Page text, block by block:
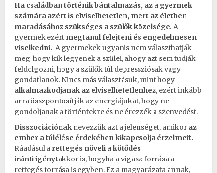
Ha családbantörténik bántalmazás, az a gyermek
számára azért is elviselhetetlen, mert az életben
maradásához szükséges a szülők közelsége. A
gyermek ezért megtanul felejteni és engedelmesen
viselkedni. A gyermekek ugyanis nem választhatják
meg, hogy kik legyenek a szülei, ahogy azt sem tudják
feldolgozni, hogy a szülők túl depressziósak vagy
gondatlanok. Nincs más választásuk, mint hogy
alkalmazkodjanak az elviselhetetlenhez, ezért inkább
arra összpontosítják az energiájukat, hogy ne
gondoljanak a történtekre és ne érezzék a szenvedést.
Disszociációnak nevezzük azt a jelenséget, amikor az
ember a túlélése érdekében kikapcsolja érzelmeit.
Ráadásul a rettegés növeli akötődés
iránti igénytakkor is, hogyha a vigasz forrása a
rettegés forrása is egyben. Ez a magyarázata annak,